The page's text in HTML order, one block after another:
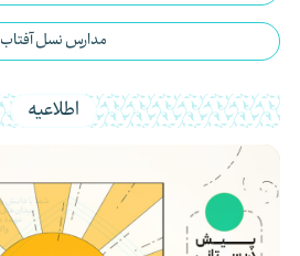
مدارس نسل آفتاب
اطلاعیه